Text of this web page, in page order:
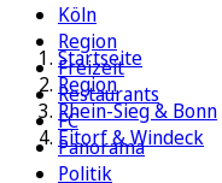
Köln
Region
Freizeit
Restaurants
FC
Panorama
Politik
Startseite
Region
Rhein-Sieg & Bonn
Eitorf & Windeck